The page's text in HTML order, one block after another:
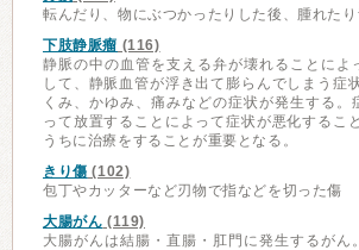
転んだり、物にぶつかったりした後、腫れた
下肢静脈瘤 (116)
静脈の中の血管を支える弁が壊れることによ
して、静脈血管が浮き出て膨らんでしまう症
くみ、かゆみ、痛みなどの症状が発生する。
って放置することによって症状が悪化するこ
うちに治療をすることが重要となる。
きり傷 (102)
包丁やカッターなど刃物で指などを切った傷
大腸がん (119)
大腸がんは結腸・直腸・肛門に発生するがん